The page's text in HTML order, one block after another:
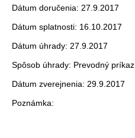
Dátum doručenia: 27.9.2017
Dátum splatnosti: 16.10.2017
Dátum úhrady: 27.9.2017
Spôsob úhrady: Prevodný príkaz
Dátum zverejnenia: 29.9.2017
Poznámka: